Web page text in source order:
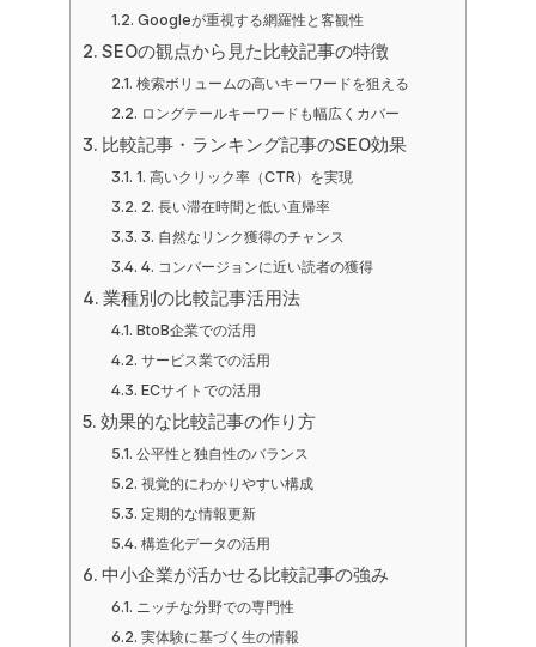
Googleが重視する網羅性と客観性
SEOの観点から見た比較記事の特徴
検索ボリュームの高いキーワードを狙える
ロングテールキーワードも幅広くカバー
比較記事・ランキング記事のSEO効果
1. 高いクリック率（CTR）を実現
2. 長い滞在時間と低い直帰率
3. 自然なリンク獲得のチャンス
4. コンバージョンに近い読者の獲得
業種別の比較記事活用法
BtoB企業での活用
サービス業での活用
ECサイトでの活用
効果的な比較記事の作り方
公平性と独自性のバランス
視覚的にわかりやすい構成
定期的な情報更新
構造化データの活用
中小企業が活かせる比較記事の強み
ニッチな分野での専門性
実体験に基づく生の情報